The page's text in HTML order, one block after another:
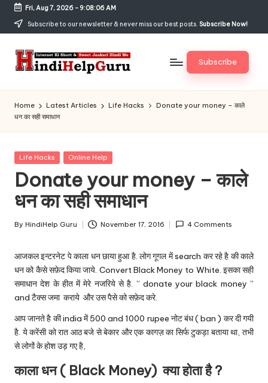
Skip
content
Fri, Aug 7, 2026- 9:08:06 AM
Subscribe to our newsletter & never miss our best posts. Subscribe Now!
H
in
di
H
el
p
G
u
r
u.
c
o
m
Jankari
Hindi
me
Subscribe
Home Latest Articles Life Hacks
Donate your money – काले
धन का सही समाधान
Posted
Life Hacks Online Help
Donate your money – काले
धन का सही समाधान
Posted
By HindiHelp Guru November 17, 2016 4 Comments
आजकल इन्टरनेट पे काला धन छाया हुआ है. लोग गूगल में search कर रहे है की काले
धन को कैसे सफ़ेद किया जाये. Convert Black Money to White. इसका सही
समाधान देश के हीत में मेरे नजरिये से है. ” donate your black money ”
and टैक्स जमा कराये और उस पैसे को सफ़ेद करे.
आप जानते है की india में 500 and 1000 rupee नोट बंध ( ban ) कर दी गयी
है. ये करेंसी को रात आठ बजे से बेकार और एक कागज़ का सिर्फ टुकड़ा बताया था, तभी
से लोगों के होश उड़ गए है,
काला धन ( Black Money) क्या होता है ?